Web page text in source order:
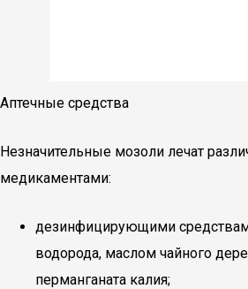
Аптечные средства
Незначительные мозоли лечат
медикаментами:
дезинфицирующими
водорода, маслом чайного
перманганата калия;